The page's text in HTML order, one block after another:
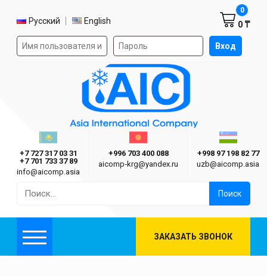
Выбор языка
Русский English
Форма авторизации на сайте Вход
0 ₸
0
Asia International Company
Казахстан г. Алматы
+7 727 317 03 31
+7 701 733 37 89
info@aicomp.asia
Киргизия г. Бишкек
+996 703 400 088
aicomp‑krg@yandex.ru
+998 97 198 82 77
uzb@aicomp.asia
Меню ЗАКАЗАТЬ ЗВОНОК